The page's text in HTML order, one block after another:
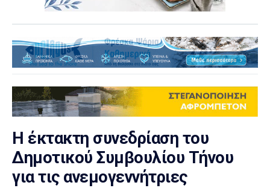
Η έκτακτη συνεδρίαση του
Δημοτικού Συμβουλίου Τήνου
για τις ανεμογεννήτριες